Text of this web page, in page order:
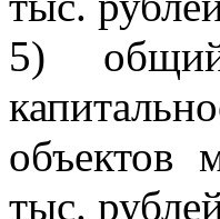
5)
объектов
тыс.